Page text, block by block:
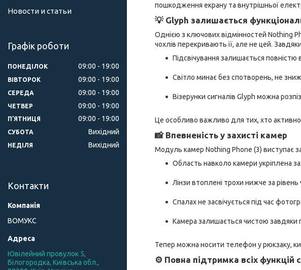
пошкодження екрану та внутрішньої
💡 Glyph залишається
Однією з ключових відмінностей Nothing
чохлів перекривають її, але не цей.
Підсвічування залишається
Світло минає без спотворень, не
Візерунки сигналів Glyph можна
Це особливо важливо для тих, хто активно
📸 Впевненість у захисті камер
Модуль камер Nothing Phone (3) виступає
Область навколо камери укріплена
Лінзи втоплені трохи нижче за рівень
Спалах не засвічується під час
Камера залишається чистою завдяки
Тепер можна носити телефон у рюкзаку,
⚙️ Повна підтримка всіх функцій
Новости и статьи
Графік роботи
ПОНЕДІЛОК 09:00 19:00
ВІВТОРОК 09:00 19:00
СЕРЕДА 09:00 19:00
ЧЕТВЕР 09:00 19:00
ПʼЯТНИЦЯ 09:00 19:00
СУБОТА Вихідний
НЕДІЛЯ Вихідний
Контакти
ВОМУКС
Ювілейний провулок 5,
Білогородка, Київська обл.,